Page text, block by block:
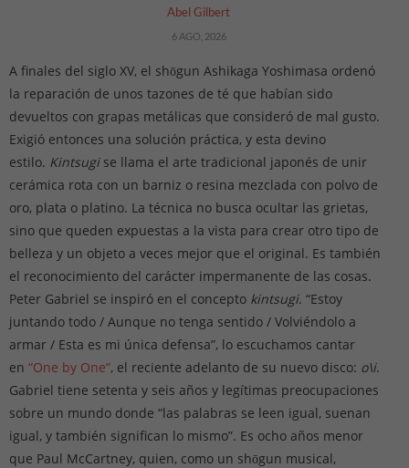
Abel Gilbert
6 AGO, 2026
A finales del siglo XV, el shōgun Ashikaga Yoshimasa ordenó
la reparación de unos tazones de té que habían sido
devueltos con grapas metálicas que consideró de mal gusto.
Exigió entonces una solución práctica, y esta devino
estilo. Kintsugise llama el arte tradicional japonés de unir
cerámica rota con un barniz o resina mezclada con polvo de
oro, plata o platino. La técnica no busca ocultar las grietas,
sino que queden expuestas a la vista para crear otro tipo de
belleza y un objeto a veces mejor que el original. Es también
el reconocimiento del carácter impermanente de las cosas.
Peter Gabriel se inspiró en el concepto kintsugi. “Estoy
juntando todo / Aunque no tenga sentido / Volviéndolo a
armar / Esta es mi única defensa”, lo escuchamos cantar
en “One by One”, el reciente adelanto de su nuevo disco: o\i.
Gabriel tiene setenta y seis años y legítimas preocupaciones
sobre un mundo donde “las palabras se leen igual, suenan
igual, y también significan lo mismo”. Es ocho años menor
que Paul McCartney, quien, como un shōgun musical,